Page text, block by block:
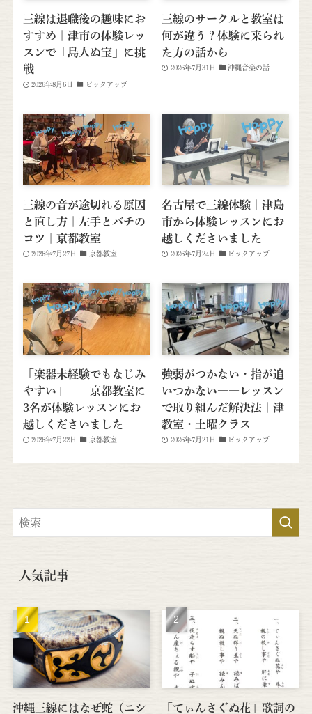
三線は退職後の趣味にお
すすめ｜津市の体験レッ
スンで「島人ぬ宝」に挑
戦
2026年8月6日 ピックアップ
三線のサークルと教室は
何が違う？体験に来られ
た方の話から
2026年7月31日 沖縄音楽の話
三線の音が途切れる原因
と直し方｜左手とバチの
コツ｜京都教室
2026年7月27日 京都教室
名古屋で三線体験｜津島
市から体験レッスンにお
越しくださいました
2026年7月24日 ピックアップ
「楽器未経験でもなじみ
やすい」──京都教室に
3名が体験レッスンにお
越しくださいました
2026年7月22日 京都教室
強弱がつかない・指が追
いつかない――レッスン
で取り組んだ解決法｜津
教室・土曜クラス
2026年7月21日 ピックアップ
人気記事
沖縄三線にはなぜ蛇（ニシ
「てぃんさぐぬ花」歌詞の